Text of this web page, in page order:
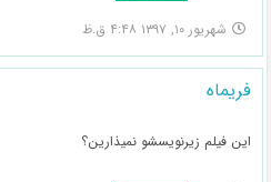
شهریور ۱۰, ۱۳۹۷ ۴:۴۸ ق.ظ
فریماه
این فیلم زیرنویسشو نمیذارین؟